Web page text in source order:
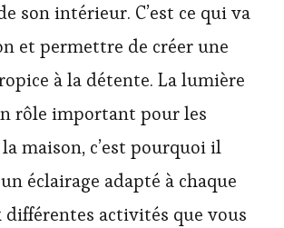
son intérieur. C’est ce qui va
et permettre de créer une
à la détente. La lumière
rôle important pour les
maison, c’est pourquoi il
éclairage adapté à chaque
différentes activités que vous